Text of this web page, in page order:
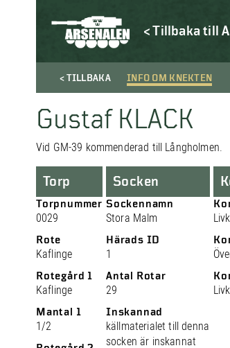
< Tillbaka till
< TILLBAKA INFO OM KNEKTEN
Gustaf KLACK
Vid GM-39 kommenderad till Långholmen.
Torp
Torpnummer
0029
Rote
Kaflinge
Rotegård 1
Kaflinge
Mantal 1
1/2
Socken
Sockennamn
Stora Malm
Härads ID
1
Antal Rotar
29
Inskannad
källmaterialet till denna
socken är inskannat